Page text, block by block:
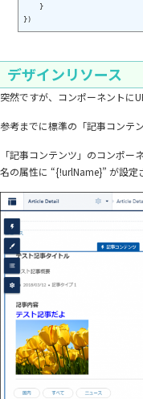
    }
デザインリソース
突然ですが、コンポーネントに
参考までに標準の「記事コンテ
「記事コンテンツ」のコンポー
名の属性に “{!urlName}” が設定